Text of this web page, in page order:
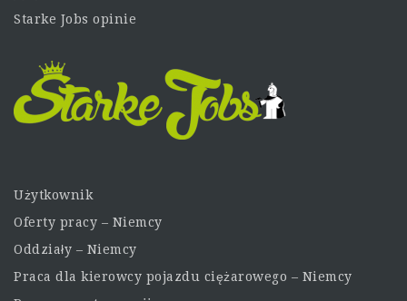
Starke Jobs opinie
Użytkownik
Oferty pracy – Niemcy
Oddziały – Niemcy
Praca dla kierowcy pojazdu ciężarowego – Niemcy